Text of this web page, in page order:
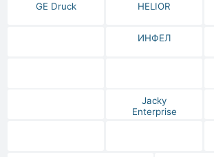
GE Druck HELIOR
ИНФЕЛ
Jacky
Enterprise